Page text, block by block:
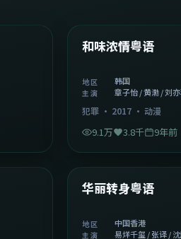
精选
和味浓情粤语
地区 韩国
主演 章子怡 / 黄渤 / 刘
犯罪 · 2017 ·动漫
9.1万 3.8千 9年前
1:06:37
精选
中国香港
华丽转身粤语
地区 中国香港
主演 易烊千玺 / 张译 /